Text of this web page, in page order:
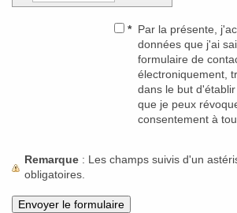
* Par la présente,
données que j'ai
formulaire de
électroniquement,
dans le but
que je peux
consentement à
Remarque : Les champs suivis d'un
obligatoires.